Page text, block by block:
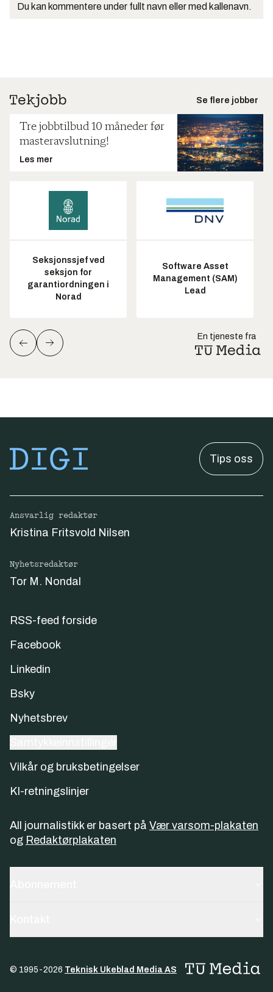
Du kan kommentere under fullt navn eller med kallenavn.
Se flere jobber
Tre jobbtilbud 10 måneder før
masteravslutning!
Les mer
Seksjonssjef ved
seksjon for
garantiordningen i
Norad
Software Asset
Management (SAM)
Lead
En tjeneste fra
Tips oss
Ansvarlig redaktør
Kristina Fritsvold Nilsen
Nyhetsredaktør
Tor M. Nondal
RSS-feed forside
Facebook
Linkedin
Bsky
Nyhetsbrev
Vilkår og bruksbetingelser
KI-retningslinjer
All journalistikk er basert på Vær varsom-plakaten
og Redaktørplakaten
© 1995-2026 Teknisk Ukeblad Media AS